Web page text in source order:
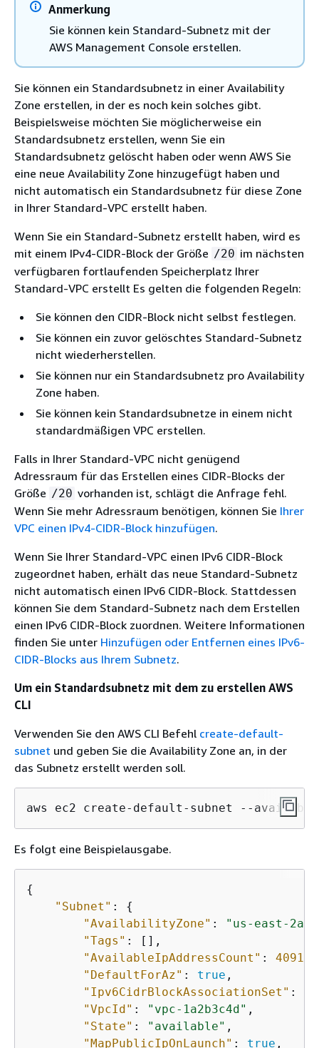
Anmerkung
Sie können kein Standard-Subnetz mit der
AWS Management Console erstellen.
Sie können ein Standardsubnetz in einer Availability
Zone erstellen, in der es noch kein solches gibt.
Beispielsweise möchten Sie möglicherweise ein
Standardsubnetz erstellen, wenn Sie ein
Standardsubnetz gelöscht haben oder wenn AWS Sie
eine neue Availability Zone hinzugefügt haben und
nicht automatisch ein Standardsubnetz für diese Zone
in Ihrer Standard-VPC erstellt haben.
Wenn Sie ein Standard-Subnetz erstellt haben, wird es
mit einem IPv4-CIDR-Block der Größe /20 im nächsten
verfügbaren fortlaufenden Speicherplatz Ihrer
Standard-VPC erstellt Es gelten die folgenden Regeln:
Sie können den CIDR-Block nicht selbst festlegen.
Sie können ein zuvor gelöschtes Standard-Subnetz
nicht wiederherstellen.
Sie können nur ein Standardsubnetz pro Availability
Zone haben.
Sie können kein Standardsubnetze in einem nicht
standardmäßigen VPC erstellen.
Falls in Ihrer Standard-VPC nicht genügend
Adressraum für das Erstellen eines CIDR-Blocks der
Größe /20 vorhanden ist, schlägt die Anfrage fehl.
Wenn Sie mehr Adressraum benötigen, können Sie Ihrer
VPC einen IPv4-CIDR-Block hinzufügen.
Wenn Sie Ihrer Standard-VPC einen IPv6 CIDR-Block
zugeordnet haben, erhält das neue Standard-Subnetz
nicht automatisch einen IPv6 CIDR-Block. Stattdessen
können Sie dem Standard-Subnetz nach dem Erstellen
einen IPv6 CIDR-Block zuordnen. Weitere Informationen
finden Sie unter Hinzufügen oder Entfernen eines IPv6-
CIDR-Blocks aus Ihrem Subnetz.
Um ein Standardsubnetz mit dem zu erstellen AWS
CLI
Verwenden Sie den AWS CLI Befehl create-default-
subnet und geben Sie die Availability Zone an, in der
das Subnetz erstellt werden soll.
aws ec2 create-default-subnet --
Es folgt eine Beispielausgabe.
{
"Subnet" : {
"AvailabilityZone" : "us-east-2a"
"Tags" : [],
"AvailableIpAddressCount" : 4091
"DefaultForAz" : true ,
"Ipv6CidrBlockAssociationSet" :
"VpcId" : "vpc-1a2b3c4d" ,
"State" : "available" ,
"MapPublicIpOnLaunch" : true ,